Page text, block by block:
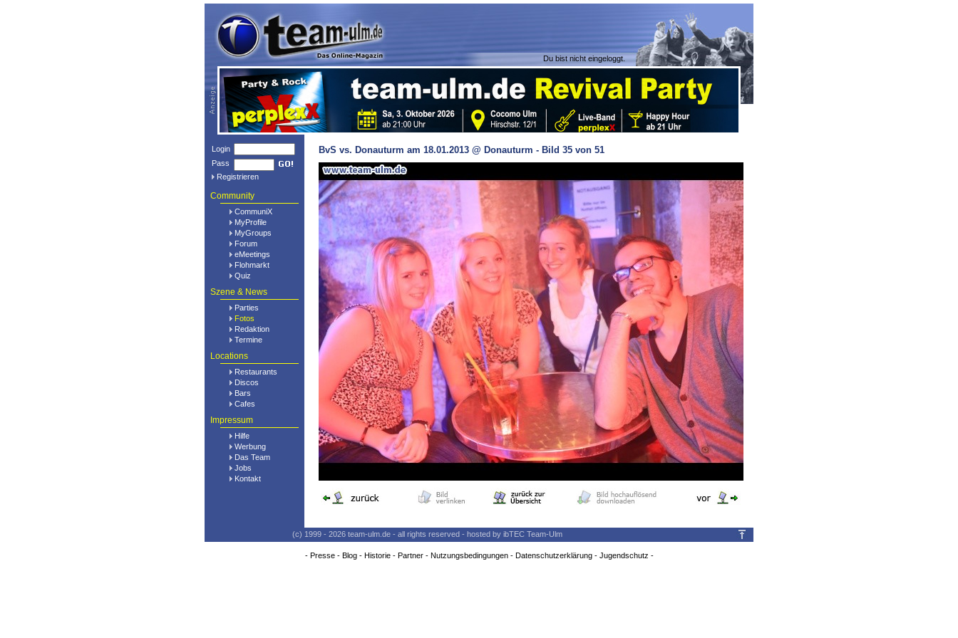
Du bist nicht eingeloggt.
Login
Pass
Registrieren
Community
CommuniX
MyProfile
MyGroups
Forum
eMeetings
Flohmarkt
Quiz
Szene & News
Parties
Fotos
Redaktion
Termine
Locations
Restaurants
Discos
Bars
Cafes
Impressum
Hilfe
Werbung
Das Team
Jobs
Kontakt
BvS vs. Donauturm am 18.01.2013 @ Donauturm - Bild 35 von 51
(c) 1999 - 2026 team-ulm.de - all rights reserved - hosted by ibTEC Team-Ulm
- Presse- Blog- Historie- Partner- Nutzungsbedingungen- Datenschutzerklärung- Jugendschutz -